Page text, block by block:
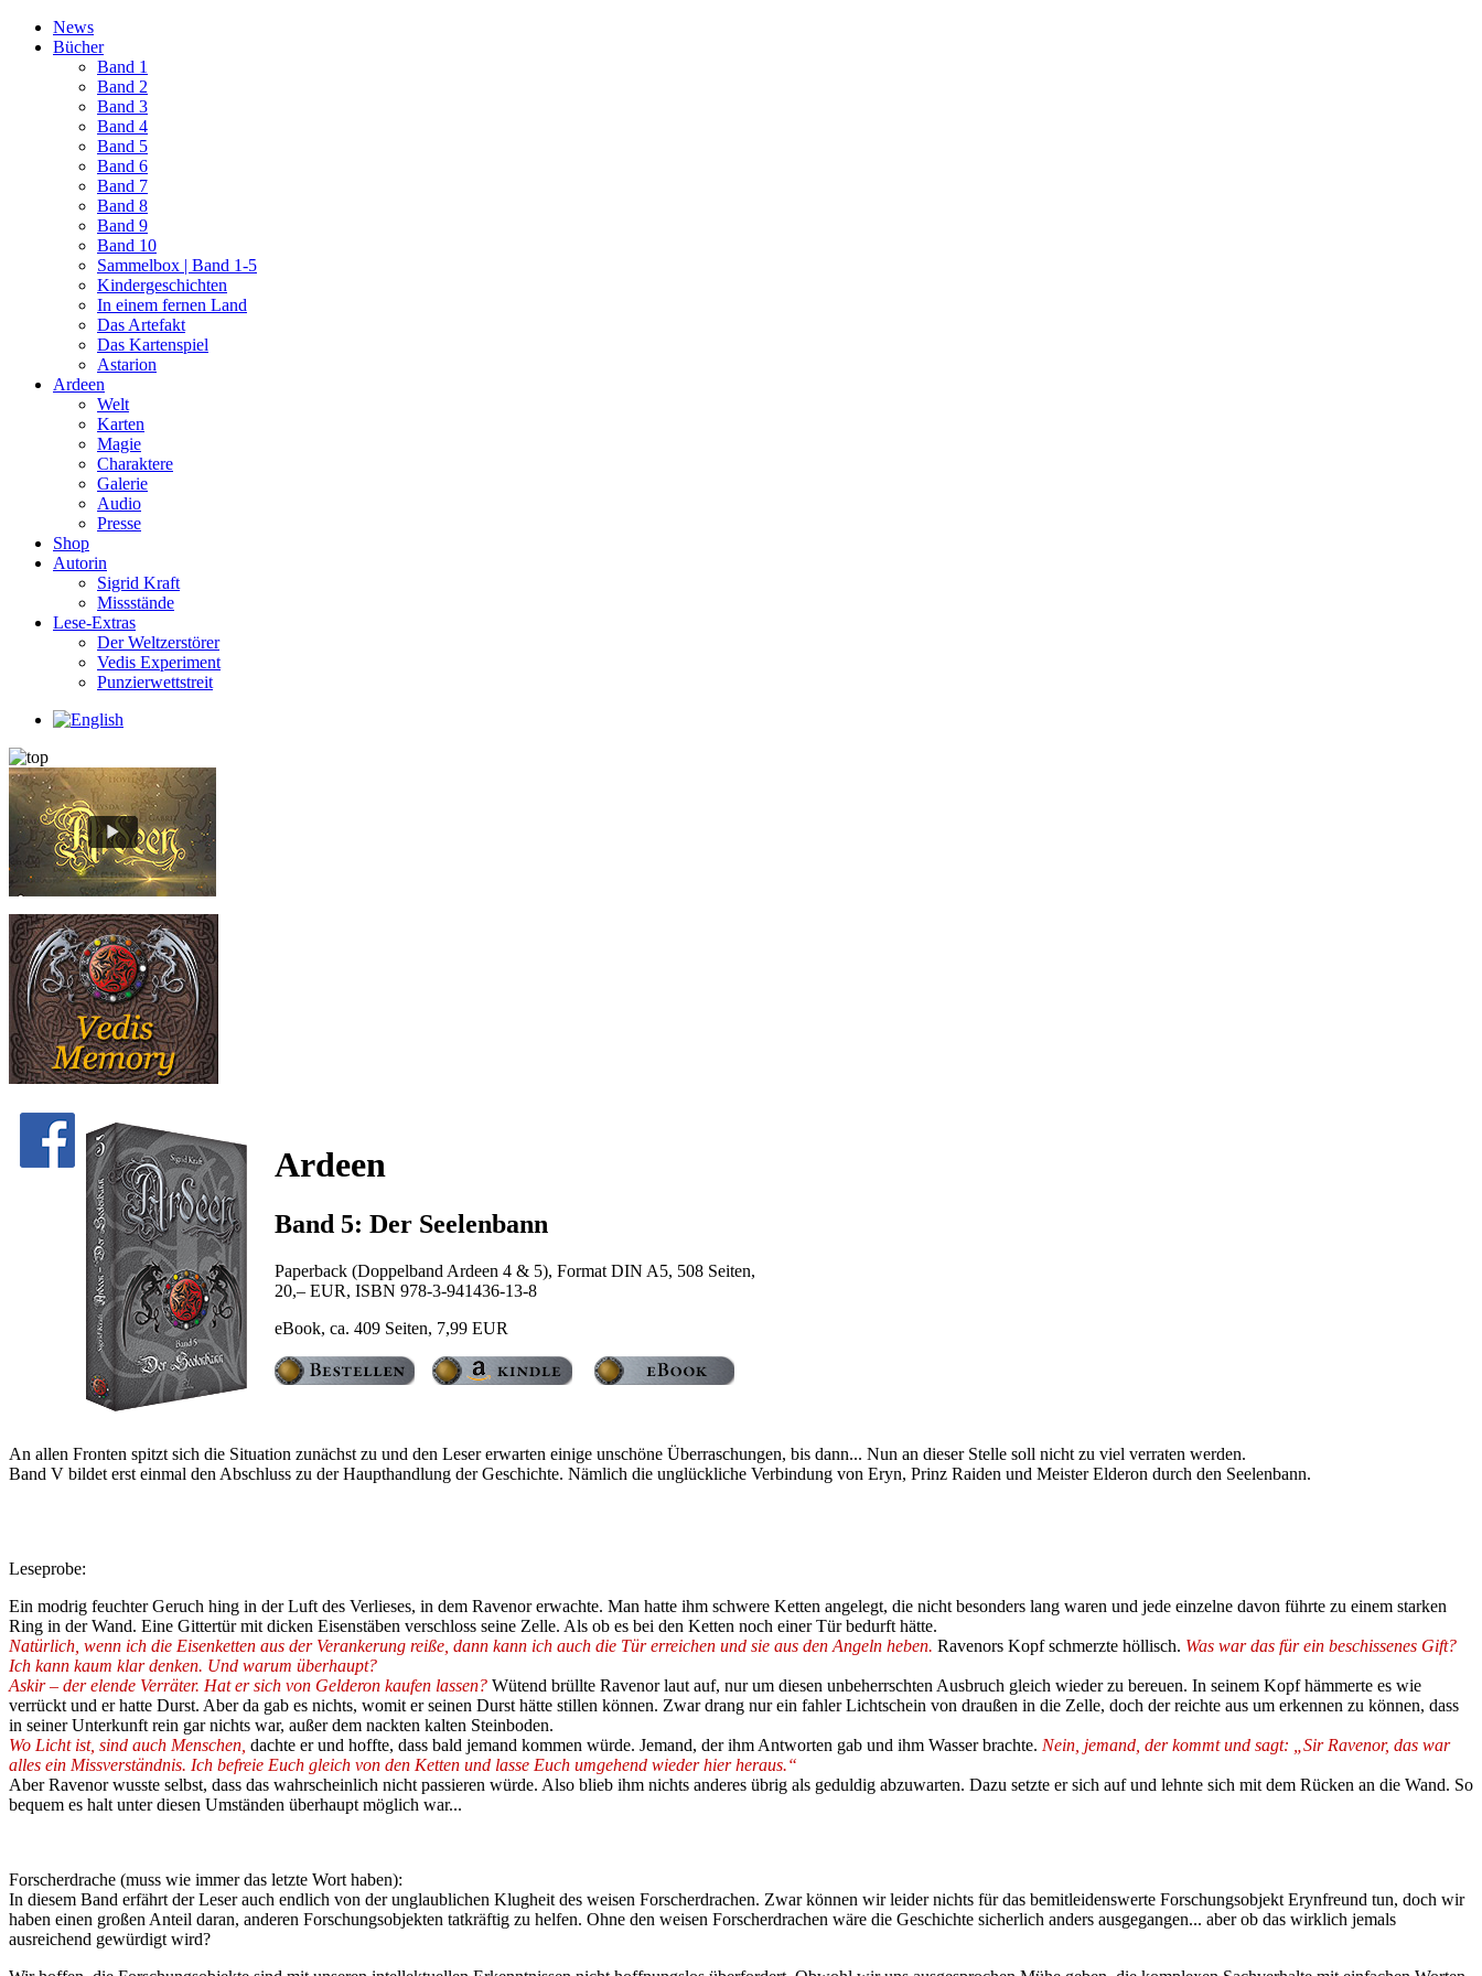
News
Bücher
Band 1
Band 2
Band 3
Band 4
Band 5
Band 6
Band 7
Band 8
Band 9
Band 10
Sammelbox | Band 1-5
Kindergeschichten
In einem fernen Land
Das Artefakt
Das Kartenspiel
Astarion
Ardeen
Welt
Karten
Magie
Charaktere
Galerie
Audio
Presse
Shop
Autorin
Sigrid Kraft
Missstände
Lese-Extras
Der Weltzerstörer
Vedis Experiment
Punzierwettstreit
Ardeen
Band 5: Der Seelenbann
Paperback (Doppelband Ardeen 4 & 5), Format DIN A5, 508 Seiten,
20,– EUR, ISBN 978-3-941436-13-8
eBook, ca. 409 Seiten, 7,99 EUR
An allen Fronten spitzt sich die Situation zunächst zu und den Leser erwarten einige unschöne Überraschungen, bis dann... Nun an dieser Stelle soll nicht zu viel verraten werden.
Band V bildet erst einmal den Abschluss zu der Haupthandlung der Geschichte. Nämlich die unglückliche Verbindung von Eryn, Prinz Raiden und Meister Elderon durch den Seelenbann.
Leseprobe:
Ein modrig feuchter Geruch hing in der Luft des Verlieses, in dem Ravenor erwachte. Man hatte ihm schwere Ketten angelegt, die nicht besonders lang waren und jede einzelne davon führte zu einem starken
Ring in der Wand. Eine Gittertür mit dicken Eisenstäben verschloss seine Zelle. Als ob es bei den Ketten noch einer Tür bedurft hätte.
Natürlich, wenn ich die Eisenketten aus der Verankerung reiße, dann kann ich auch die Tür erreichen und sie aus den Angeln heben. Ravenors Kopf schmerzte höllisch. Was war das für ein beschissenes Gift?
Ich kann kaum klar denken. Und warum überhaupt?
Askir – der elende Verräter. Hat er sich von Gelderon kaufen lassen? Wütend brüllte Ravenor laut auf, nur um diesen unbeherrschten Ausbruch gleich wieder zu bereuen. In seinem Kopf hämmerte es wie
verrückt und er hatte Durst. Aber da gab es nichts, womit er seinen Durst hätte stillen können. Zwar drang nur ein fahler Lichtschein von draußen in die Zelle, doch der reichte aus um erkennen zu können, dass
in seiner Unterkunft rein gar nichts war, außer dem nackten kalten Steinboden.
Wo Licht ist, sind auch Menschen, dachte er und hoffte, dass bald jemand kommen würde. Jemand, der ihm Antworten gab und ihm Wasser brachte. Nein, jemand, der kommt und sagt: „Sir Ravenor, das war
alles ein Missverständnis. Ich befreie Euch gleich von den Ketten und lasse Euch umgehend wieder hier heraus.“
Aber Ravenor wusste selbst, dass das wahrscheinlich nicht passieren würde. Also blieb ihm nichts anderes übrig als geduldig abzuwarten. Dazu setzte er sich auf und lehnte sich mit dem Rücken an die Wand. So
bequem es halt unter diesen Umständen überhaupt möglich war...
Forscherdrache (muss wie immer das letzte Wort haben):
In diesem Band erfährt der Leser auch endlich von der unglaublichen Klugheit des weisen Forscherdrachen. Zwar können wir leider nichts für das bemitleidenswerte Forschungsobjekt Erynfreund tun, doch wir
haben einen großen Anteil daran, anderen Forschungsobjekten tatkräftig zu helfen. Ohne den weisen Forscherdrachen wäre die Geschichte sicherlich anders ausgegangen... aber ob das wirklich jemals
ausreichend gewürdigt wird?